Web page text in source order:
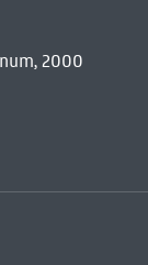
2000